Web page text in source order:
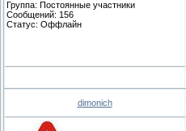
Группа: Постоянные участники
Сообщений: 156
Статус: Оффлайн
dimonich